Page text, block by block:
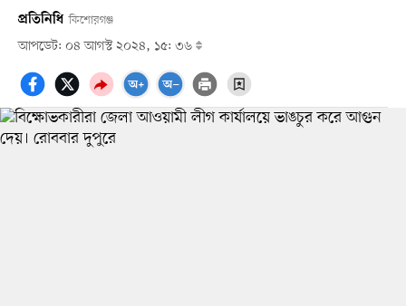
প্রতিনিধি কিশোরগঞ্জ
আপডেট: ০৪ আগস্ট ২০২৪, ১৫: ৩৬